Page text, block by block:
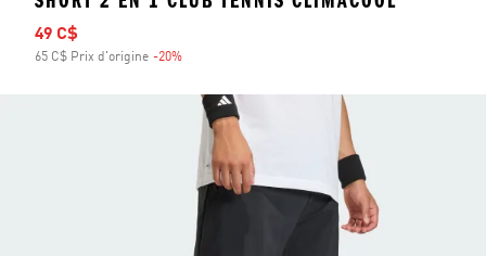
Prix soldé
49 C$
65 C$ Prix d'origine -20%